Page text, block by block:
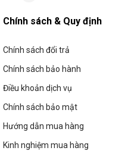
Chính sách & Quy định
Chính sách đổi trả
Chính sách bảo hành
Điều khoản dịch vụ
Chính sách bảo mật
Hướng dẫn mua hàng
Kinh nghiệm mua hàng